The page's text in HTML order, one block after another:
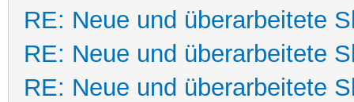
RE: Neue und überarbeitete
RE: Neue und überarbeitete
RE: Neue und überarbeitete